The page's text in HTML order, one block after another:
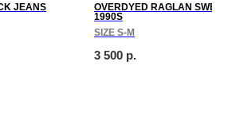
JEANS
OVERDYED RAGLAN
1990S
SIZE S-M
3 500 р.